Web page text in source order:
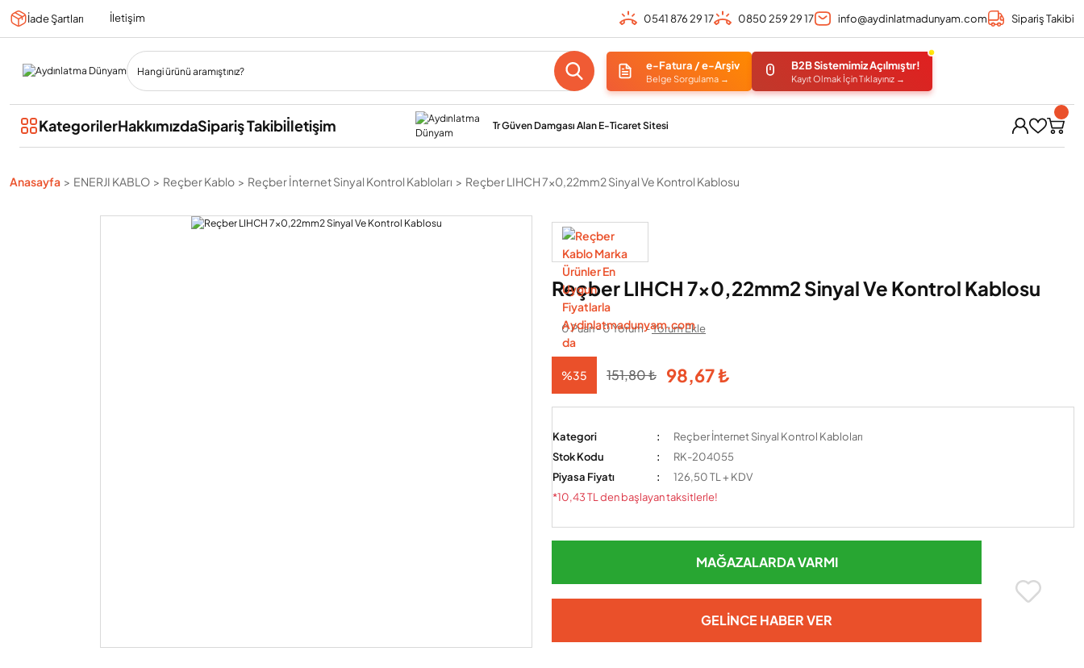
İade Şartları İletişim 0541 876 29 17 0850 259 29 17 info@aydinlatmadunyam.com Sipariş Takibi
e-Fatura / e-Arşiv
Belge Sorgulama →
B2B Sistemimiz Açılmıştır!
Kayıt Olmak İçin Tıklayınız →
KategorilerHakkımızdaSipariş Takibiİletişim Tr Güven Damgası Alan E-Ticaret Sitesi
Anasayfa ENERJI KABLO Reçber Kablo Reçber İnternet Sinyal Kontrol Kabloları Reçber LIHCH 7x0,22mm2 Sinyal Ve Kontrol Kablosu
Reçber LIHCH 7x0,22mm2 Sinyal Ve Kontrol Kablosu
0 Puan - 0 Yorum -Yorum Ekle
%35 151,80 ₺ 98,67 ₺
Kategori
Reçber İnternet Sinyal Kontrol Kabloları
Stok Kodu
RK-204055
Piyasa Fiyatı
126,50 TL + KDV
*10,43 TL den başlayan taksitlerle!
MAĞAZALARDA VARMI
GELINCE HABER VER